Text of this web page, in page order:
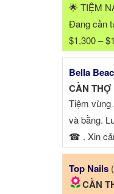
🌟 TIỆM
Đang cần
$1,300 –
không
Bella
CẦN
Tiệm vùng
và bằng.
☎ . Xin
Top Nails (
CẦN